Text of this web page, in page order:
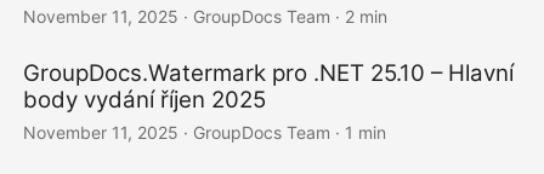
November 11, 2025 · GroupDocs Team · 2 min
GroupDocs.Watermark pro .NET 25.10 – Hlavní
body vydání říjen 2025
November 11, 2025 · GroupDocs Team · 1 min